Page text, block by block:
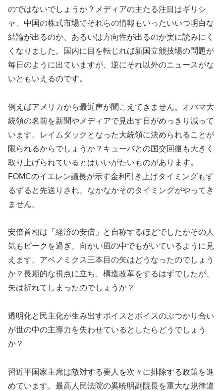
のではないでしょうか？メディアの主たる注目はギリシ
ャ、中国の株式市場でそれらの情報もいったいいつ明白な
結論が出るのか、あるいは方向性が出るのか実に読みにく
くなりました。国内に目を転じれば新国立競技場の問題が
毎日のように出ていますが、逆にそれ以外のニュースがな
いともいえるのです。
例えばアメリカから最近声が聞こえてきません。オバマ大
統領の名前を新聞やメディアで見出す日がめっきり減って
います。レイムダックとなった大統領に決められることが
限られるからでしょうか？キューバとの国交回復も大きく
取り上げられているとはいいがたいものがあります。
FOMCのイエレン議長が示す金利引き上げタイミングもず
るずると先送りされ、なかなかそのタイミングがやってき
ません。
安倍首相は「経済の安倍」と自称するほどでしたがその人
気もピークを過ぎ、向かい風の中でもがいているように見
えます。アベノミクス三本目の矢はどうなったのでしょう
か？長期的な視点に立ち、構造改革をするはずでしたが、
矢は折れてしまったのでしょうか？
透明化と民主化が生み出すボイスとボイスのぶつかり合い
が世の中の主導力を失わせているとしたらどうでしょう
か？
習近平国家主席は敵対する要人を次々に排除する政策を進
めています。最高人民法院の奚暁明副院長を重大な規律違